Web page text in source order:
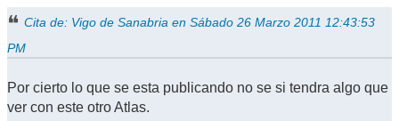
Cita de: Vigo de Sanabria en Sábado 26 Marzo 2011 12:43:53
PM
Por cierto lo que se esta publicando no se si tendra algo que
ver con este otro Atlas.